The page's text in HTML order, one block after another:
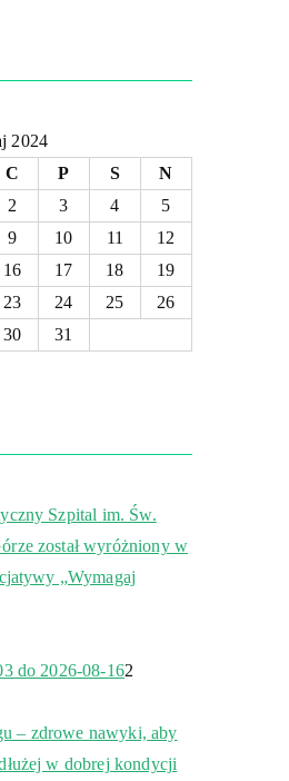
2024
C P S
N
2 3 4
5
9 10 11
12
16 17 18
19
23 24 25
26
30 31
Szpital im. Św.
został wyróżniony w
„Wymagaj
do 2026-08-162
– zdrowe nawyki, aby
w dobrej kondycji